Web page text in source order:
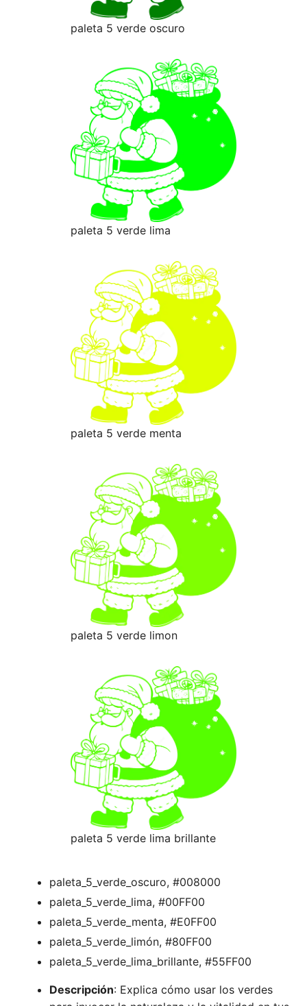
paleta 5 verde oscuro
paleta 5 verde lima
paleta 5 verde menta
paleta 5 verde limon
paleta 5 verde lima brillante
paleta_5_verde_oscuro, #008000
paleta_5_verde_lima, #00FF00
paleta_5_verde_menta, #E0FF00
paleta_5_verde_limón, #80FF00
paleta_5_verde_lima_brillante, #55FF00
Descripción: Explica cómo usar los verdes